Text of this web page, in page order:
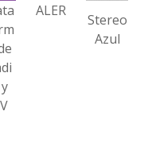
ALER
Stereo
Azul